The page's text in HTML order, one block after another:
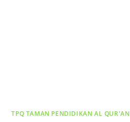
TPQ TAMAN PENDIDIKAN AL QUR'AN